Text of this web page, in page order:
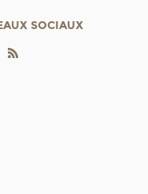
SOCIAUX